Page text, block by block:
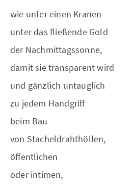
wie unter einen Kranen
unter das fließende Gold
der Nachmittagssonne,
damit sie transparent wird
und gänzlich untauglich
zu jedem Handgriff
beim Bau
von Stacheldrahthöllen,
öffentlichen
oder intimen,